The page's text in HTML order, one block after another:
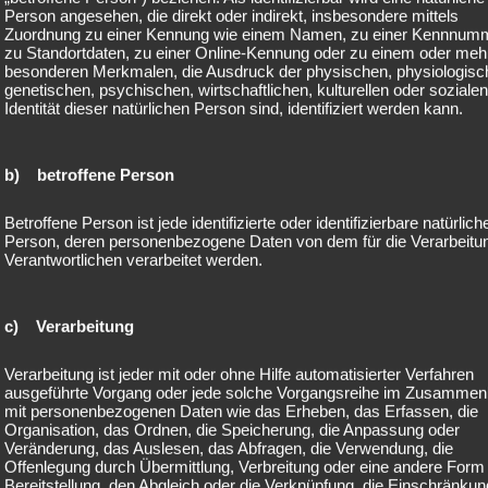
Schwangerschaft haben ihren Körper verändert und es braucht
erholen. Eine wichtige Rolle spielt dabei das Rückbildungstraining.
zielt darauf ab, die Muskulatur im Beckenboden und
zu stärken und zu stabilisieren. Durch die Geburt und die
wird die Muskulatur gestärkt und die Beschwerden können
dass Frauen nach der Geburt ausreichend Zeit für die Erholung
Anleitung einer qualifizierten Trainerin durchgeführt werden, um
Rückbildungstraining sind auch eine ausgewogene Ernährung und
Bewegung wichtig für die Gesundheit nach der Geburt. Der
um sich zu erholen und neue Kräfte zu sammeln. Eine
liefert wichtige Nährstoffe und Energie für den Körper. Leichte
Person angesehen, die direkt oder indirekt, insbesondere mittels
Zuordnung zu einer Kennung wie einem Namen, zu einer
zu Standortdaten, zu einer Online-Kennung oder zu einem oder
besonderen Merkmalen, die Ausdruck der physischen,
genetischen, psychischen, wirtschaftlichen, kulturellen oder sozialen
Identität dieser natürlichen Person sind, identifiziert werden kann.
b) betroffene Person
Betroffene Person ist jede identifizierte oder identifizierbare
Person, deren personenbezogene Daten von dem für die
Verantwortlichen verarbeitet werden.
c) Verarbeitung
Verarbeitung ist jeder mit oder ohne Hilfe automatisierter Verfahren
ausgeführte Vorgang oder jede solche Vorgangsreihe im
mit personenbezogenen Daten wie das Erheben, das Erfassen, die
Organisation, das Ordnen, die Speicherung, die Anpassung oder
Veränderung, das Auslesen, das Abfragen, die Verwendung, die
Offenlegung durch Übermittlung, Verbreitung oder eine andere Form